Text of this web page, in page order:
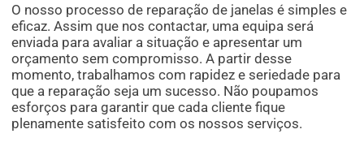
O nosso processo de reparação de janelas é simples e
eficaz. Assim que nos contactar, uma equipa será
enviada para avaliar a situação e apresentar um
orçamento sem compromisso. A partir desse
momento, trabalhamos com rapidez e seriedade para
que a reparação seja um sucesso. Não poupamos
esforços para garantir que cada cliente fique
plenamente satisfeito com os nossos serviços.